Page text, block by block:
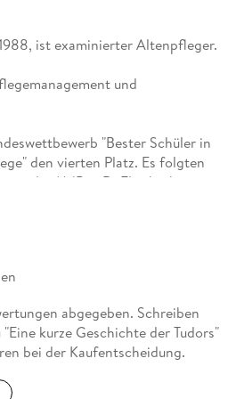
ist examinierter Altenpfleger.
und
"Bester Schüler in
den vierten Platz. Es folgten
mit der MdB a. D. Elisabeth
entdeckte er schon früh das
Sein Debutroman "Elisabeth's
Reihe "Der Earl von Kendal"
im Juli 2023 im Story. One-
abgegeben. Schreiben
kurze Geschichte der Tudors"
bei der Kaufentscheidung.